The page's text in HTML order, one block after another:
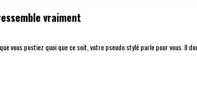
vraiment
vous postiez quoi que ce soit, votre pseudo stylé parle pour vous. Il